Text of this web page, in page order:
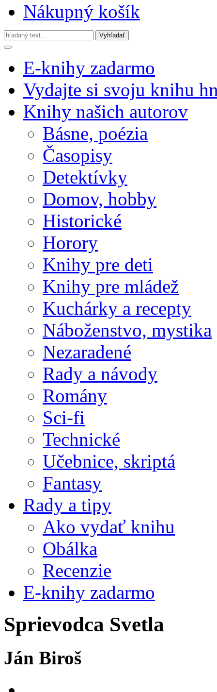
Nákupný košík
E-knihy zadarmo
Vydajte si svoju knihu
Knihy našich autorov
Básne, poézia
Časopisy
Detektívky
Domov, hobby
Historické
Horory
Knihy pre deti
Knihy pre mládež
Kuchárky a recepty
Náboženstvo, mystika
Nezaradené
Rady a návody
Romány
Sci-fi
Technické
Učebnice, skriptá
Fantasy
Rady a tipy
Ako vydať knihu
Obálka
Recenzie
E-knihy zadarmo
Sprievodca Svetla
Ján Biroš